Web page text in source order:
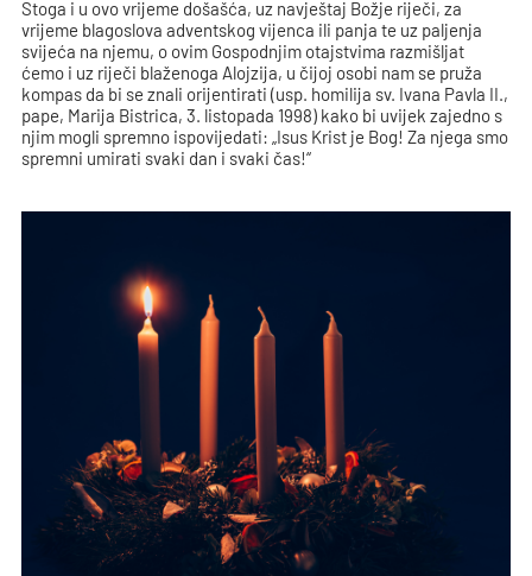
Stoga i u ovo vrijeme došašća, uz navještaj Božje riječi, za
vrijeme blagoslova adventskog vijenca ili panja te uz paljenja
svijeća na njemu, o ovim Gospodnjim otajstvima razmišljat
ćemo i uz riječi blaženoga Alojzija, u čijoj osobi nam se pruža
kompas da bi se znali orijentirati (usp. homilija sv. Ivana Pavla II.,
pape, Marija Bistrica, 3. listopada 1998) kako bi uvijek zajedno s
njim mogli spremno ispovijedati: „Isus Krist je Bog! Za njega smo
spremni umirati svaki dan i svaki čas!“